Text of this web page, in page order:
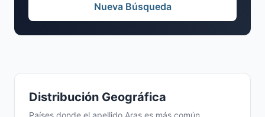
Distribución Geográfica
Países donde el apellido Aras es más común
Nueva Búsqueda